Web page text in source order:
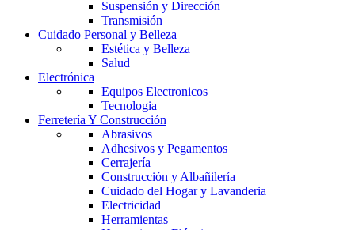
Suspensión y Dirección
Transmisión
Cuidado Personal y Belleza
Estética y Belleza
Salud
Electrónica
Equipos Electronicos
Tecnologia
Ferretería Y Construcción
Abrasivos
Adhesivos y Pegamentos
Cerrajería
Construcción y Albañilería
Cuidado del Hogar y Lavanderia
Electricidad
Herramientas